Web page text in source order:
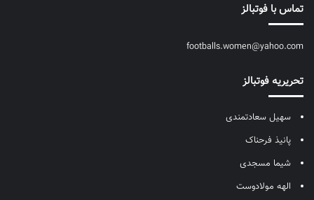
تماس با فوتبالز
footballs.women@yahoo.com
تحریریه فوتبالز
سهیل سعادتمندی
پانیذ فرحناک
شیما مسجدی
الهه مولادوست